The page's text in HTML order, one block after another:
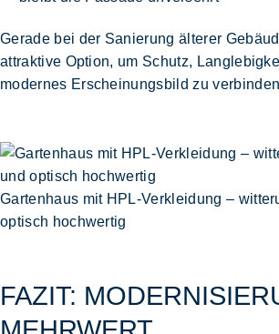
Gerade bei der Sanierung älterer
attraktive Option, um Schutz,
modernes Erscheinungsbild zu
Gartenhaus mit HPL-Verkleidung –
optisch hochwertig
FAZIT: